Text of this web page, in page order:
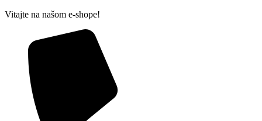
Preskočiť
Vitajte na našom e-shope!